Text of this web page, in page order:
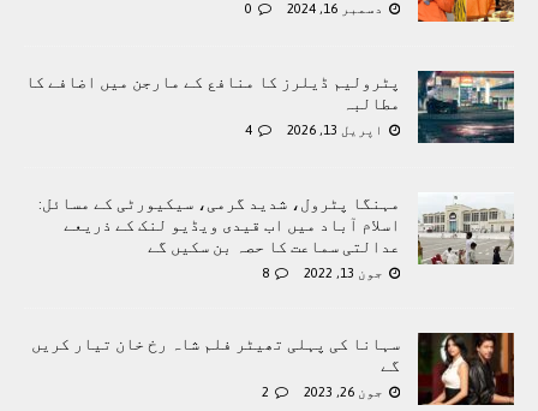
دسمبر 16, 2024 0
پٹرولیم ڈیلرز کا منافع کے مارجن میں اضافے کا
مطالبہ
اپریل 13, 2026 4
مہنگا پٹرول، شدید گرمی، سیکیورٹی کے مسائل:
اسلام آباد میں اب قیدی ویڈیو لنک کے ذریعے
عدالتی سماعت کا حصہ بن سکیں گے
جون 13, 2022 8
سہانا کی پہلی تھیٹر فلم شاہ رخ خان تیار کریں
گے
جون 26, 2023 2